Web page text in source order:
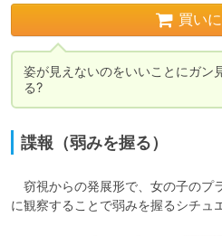
買い
姿が見えないのをいいことにガン
る?
諜報（弱みを握る）
窃視からの発展形で、女の子のプ
に観察することで弱みを握るシチュ